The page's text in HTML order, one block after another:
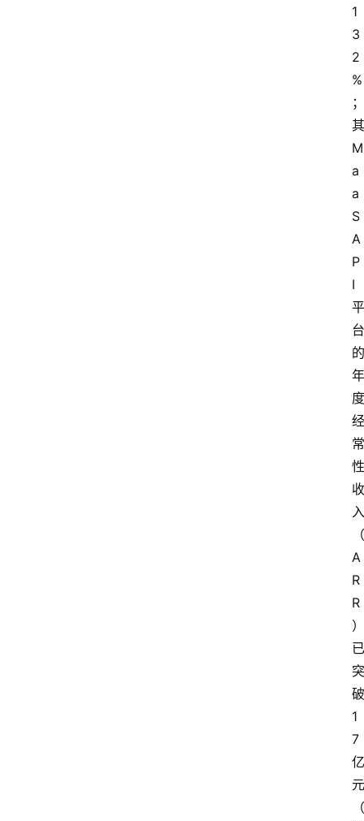
1
3
2
%
；
其
M
a
a
S
A
P
I
平
台
的
年
度
经
常
性
收
入
（
A
R
R
）
已
突
破
1
7
亿
元
（